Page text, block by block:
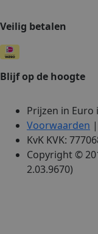
Veilig betalen
Blijf op de hoogte
Prijzen in Euro
Voorwaarden |
KvK KVK:
Copyright ©
2.03.9670)